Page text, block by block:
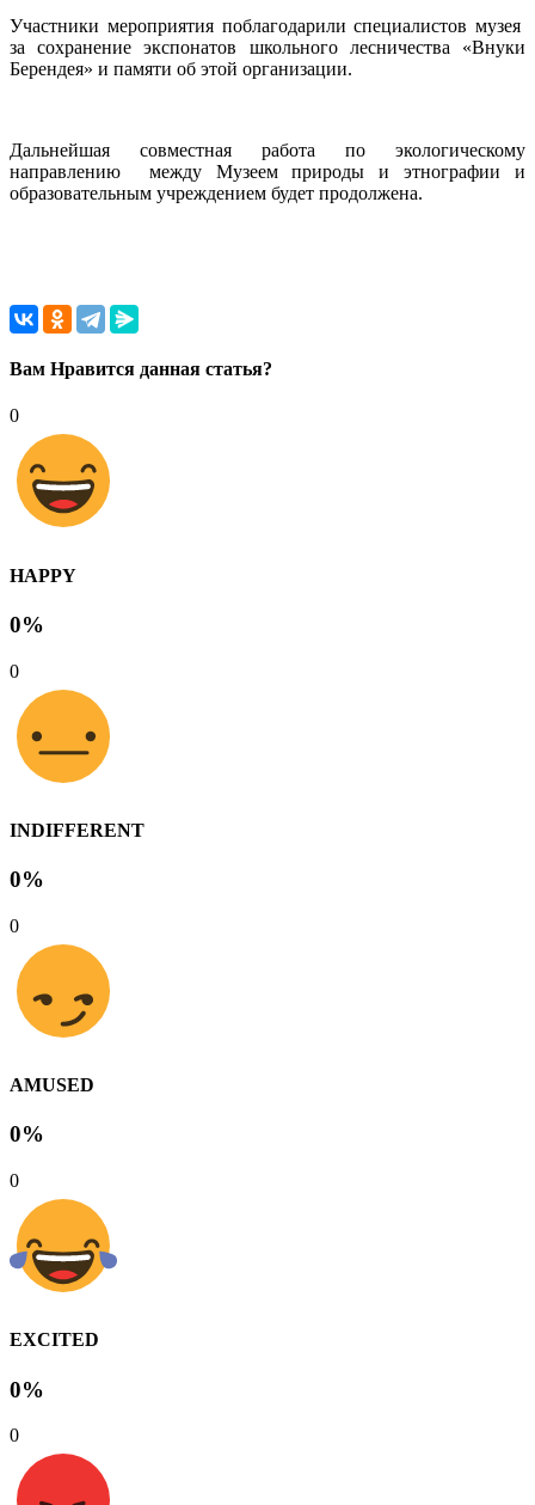
Участники мероприятия поблагодарили специалистов музея
за сохранение экспонатов школьного лесничества «Внуки
Берендея» и памяти об этой организации.
Дальнейшая совместная работа по экологическому
направлению между Музеем природы и этнографии и
образовательным учреждением будет продолжена.
Вам Нравится данная статья?
0
HAPPY
0%
0
INDIFFERENT
0%
0
AMUSED
0%
0
EXCITED
0%
0